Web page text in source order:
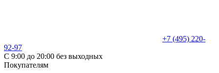
+7 (495) 220-
92-97
С 9:00 до 20:00 без выходных
Покупателям